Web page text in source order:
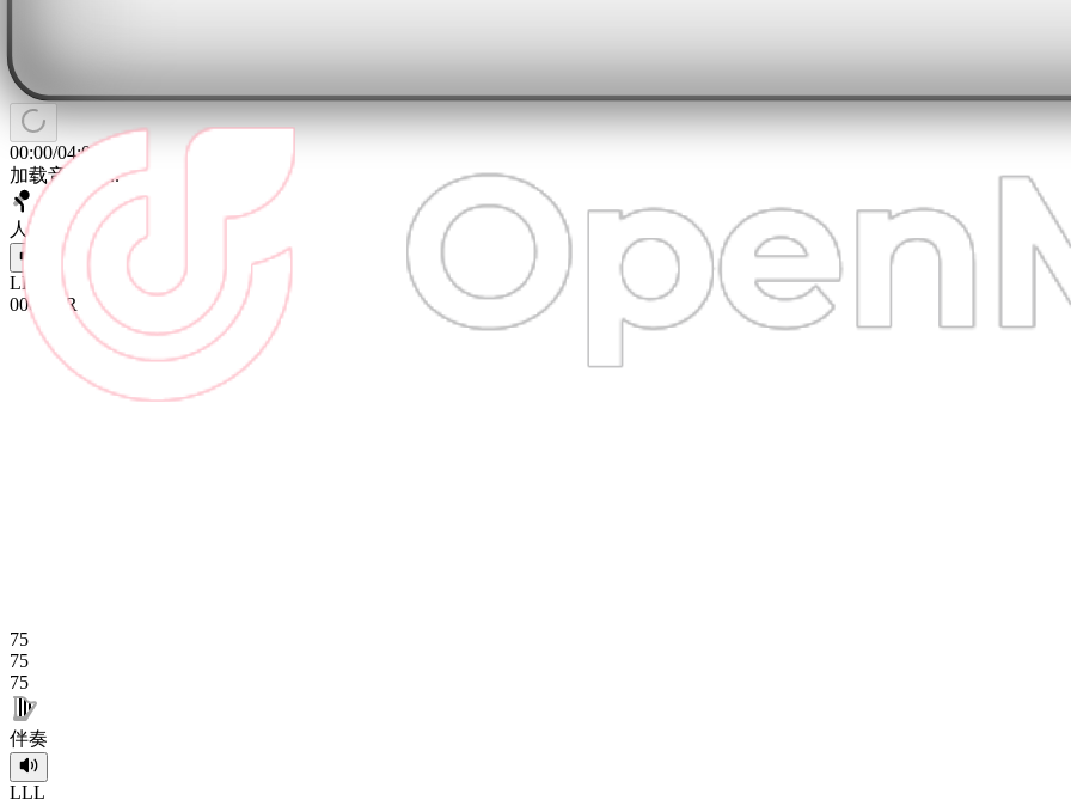
00:00/04:00
加载音轨中...
人声
LL
000 R
75
75
75
伴奏
LLL